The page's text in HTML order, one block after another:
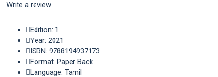
Write a review
Edition: 1
Year: 2021
ISBN: 9788194937173
Format: Paper Back
Language: Tamil